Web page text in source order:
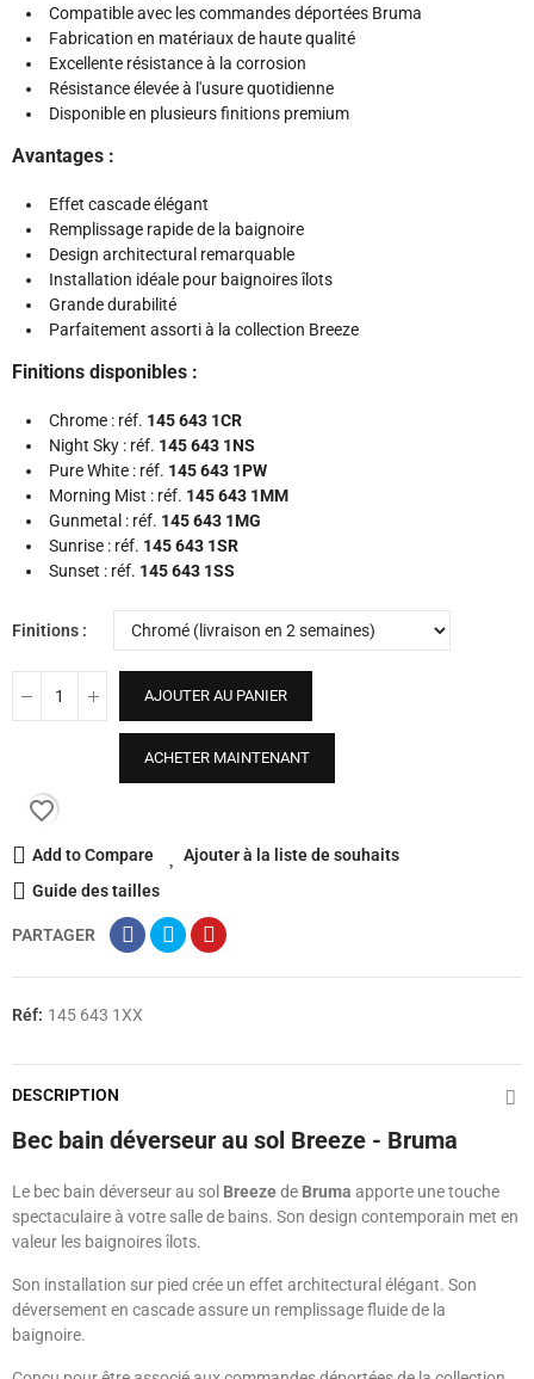
Compatible avec les commandes déportées Bruma
Fabrication en matériaux de haute qualité
Excellente résistance à la corrosion
Résistance élevée à l'usure quotidienne
Disponible en plusieurs finitions premium
Avantages :
Effet cascade élégant
Remplissage rapide de la baignoire
Design architectural remarquable
Installation idéale pour baignoires îlots
Grande durabilité
Parfaitement assorti à la collection Breeze
Finitions disponibles :
Chrome : réf. 145 643 1CR
Night Sky : réf. 145 643 1NS
Pure White : réf. 145 643 1PW
Morning Mist : réf. 145 643 1MM
Gunmetal : réf. 145 643 1MG
Sunrise : réf. 145 643 1SR
Sunset : réf. 145 643 1SS
Finitions
AJOUTER AU PANIER
ACHETER MAINTENANT
favorite_border
Add to Compare
Ajouter à la liste de souhaits
Guide des tailles
PARTAGER
Réf: 145 643 1XX
DESCRIPTION
Bec bain déverseur au sol Breeze - Bruma
Le bec bain déverseur au sol Breezede Bruma apporte une touche
spectaculaire à votre salle de bains. Son design contemporain met en
valeur les baignoires îlots.
Son installation sur pied crée un effet architectural élégant. Son
déversement en cascade assure un remplissage fluide de la
baignoire.